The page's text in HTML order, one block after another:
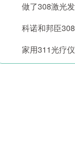
做了308激光